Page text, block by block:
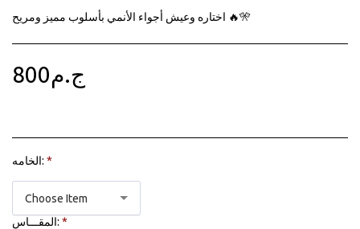
اختاره وعيش أجواء الأنمي بأسلوب مميز ومريح 🔥🎌
ج.م800
الخامه: *
Choose Item
المقـــاس: *